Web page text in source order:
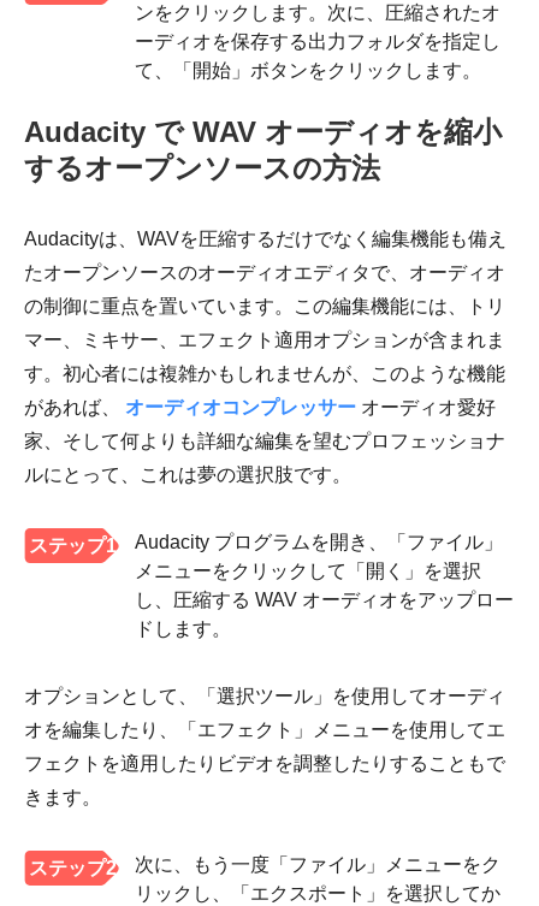
ンをクリックします。次に、圧縮されたオ
ーディオを保存する出力フォルダを指定し
て、「開始」ボタンをクリックします。
Audacity で WAV オーディオを縮小
するオープンソースの方法
Audacityは、WAVを圧縮するだけでなく編集機能も備え
たオープンソースのオーディオエディタで、オーディオ
の制御に重点を置いています。この編集機能には、トリ
マー、ミキサー、エフェクト適用オプションが含まれま
す。初心者には複雑かもしれませんが、このような機能
があれば、 オーディオコンプレッサー オーディオ愛好
家、そして何よりも詳細な編集を望むプロフェッショナ
ルにとって、これは夢の選択肢です。
ステップ1
Audacity プログラムを開き、「ファイル」
メニューをクリックして「開く」を選択
し、圧縮する WAV オーディオをアップロー
ドします。
オプションとして、「選択ツール」を使用してオーディ
オを編集したり、「エフェクト」メニューを使用してエ
フェクトを適用したりビデオを調整したりすることもで
きます。
ステップ2
次に、もう一度「ファイル」メニューをク
リックし、「エクスポート」を選択してか